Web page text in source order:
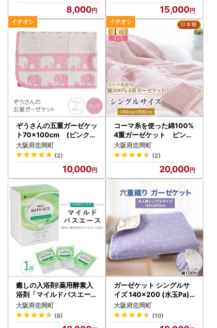
8,000 15,000
ぞうさんの五重ガーゼケッ
ト70×100cm (ピンク)
【1051179】
大阪府忠岡町
(2)
10,000
コーマ糸を使った綿100%
4重ガーゼケット ピンク
【1052955】
大阪府忠岡町
(2)
20,000
癒しの入浴剤!薬用酵素入
浴剤「マイルドバスエース
」1箱(25g×30包)【1116
956】
大阪府忠岡町
(8)
ガーゼケット シングルサ
イズ 140×200 (水玉Pa)
【1078347】
大阪府忠岡町
(10)